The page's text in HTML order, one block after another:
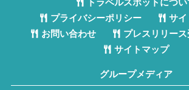
トラベルスポットについ
プライバシーポリシー
サイ
お問い合わせ
プレスリリー
サイトマップ
グループメディア